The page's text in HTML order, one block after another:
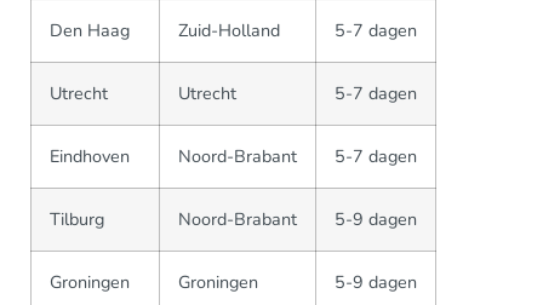
Den Haag Zuid-Holland 5-7 dagen
Utrecht Utrecht 5-7 dagen
Eindhoven Noord-Brabant 5-7 dagen
Tilburg Noord-Brabant 5-9 dagen
Groningen Groningen 5-9 dagen